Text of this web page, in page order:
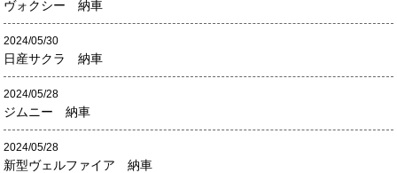
ヴォクシー 納車
2024/05/30
日産サクラ 納車
2024/05/28
ジムニー 納車
2024/05/28
新型ヴェルファイア 納車